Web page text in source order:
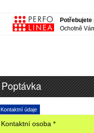
Potřebujete
Ochotně
Poptávka
Kontaktní údaje
Kontaktní osoba *